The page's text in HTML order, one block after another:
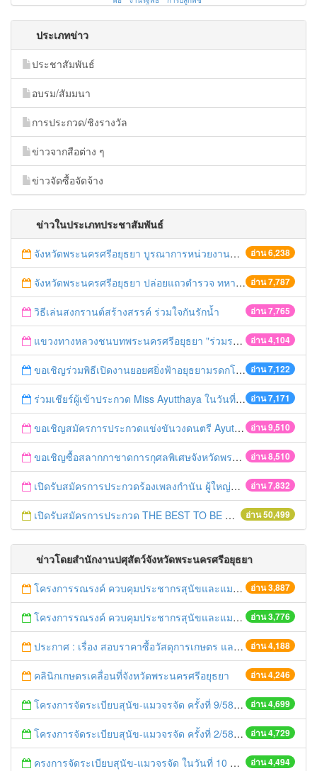
ประเภทข่าว
ประชาสัมพันธ์
อบรม/สัมมนา
การประกวด/ชิงรางวัล
ข่าวจากสือต่าง ๆ
ข่าวจัดซื้อจัดจ้าง
ข่าวในประเภทประชาสัมพันธ์
อ่าน 6,238
จังหวัดพระนครศรีอยุธยา บูรณาการหน่วยงานที่เกี่ยวข้อง ลงพื้นที่จัดระเบียบและดำเนินมาตรการตามบทลงโทษสูงสุดกับผู้ประกอบการร้านค้าที่ยังฝ่าฝืนตั้งร้านค้ารุกล้ำเขตพื้นที่ทางหลวง เตรียมความปลอดภัยก่อนเทศกาลสงกรานต์
อ่าน 7,787
จังหวัดพระนครศรีอยุธยา ปล่อยแถวตำรวจ ทหาร ฝ่ายปกครอง กว่า 100 นาย ตรวจเข้มท่ารถสาธารณะ สถานีขนส่งรถโดยสาร วินรถตู้ และสถานีรถไฟ เตรียมรับมือเทศกาลสงกรานต์
อ่าน 7,765
วิธีเล่นสงกรานต์สร้างสรรค์ ร่วมใจกันรักน้ำ
อ่าน 4,104
แขวงทางหลวงชนบทพระนครศรีอยุธยา "ร่วมรณรงค์ ขับช้า เปิดไฟหน้า คาดเข็มขัด" เทศกาลสงกรานต์ ปี 2561
อ่าน 7,122
ขอเชิญร่วมพิธีเปิดงานยอยศยิ่งฟ้าอยุธยามรดกโลก
อ่าน 7,171
ร่วมเชียร์ผู้เข้าประกวด Miss Ayutthaya ในวันที่ 15 ธันวาคม 2560
อ่าน 9,510
ขอเชิญสมัครการประกวดแข่งขันวงดนตรี Ayutthaya battle of the bands
อ่าน 8,510
ขอเชิญซื้อสลากกาชาดการกุศลพิเศษจังหวัดพระนครศรีอยุธยา 2560
อ่าน 7,832
เปิดรับสมัครการประกวดร้องเพลงกำนัน ผู้ใหญ่บ้าน ฯลฯ
อ่าน 50,499
เปิดรับสมัครการประกวด THE BEST TO BE NUMBER ONE
ข่าวโดยสำนักงานปศุสัตว์จังหวัดพระนครศรีอยุธยา
อ่าน 3,887
โครงการรณรงค์ ควบคุมประชากรสุนัขและแมว เพื่อลดอุบัติการณ์เกิดโรคพิษสุนัขบ้า ครั้งที่ 12/59
อ่าน 3,776
โครงการรณรงค์ ควบคุมประชากรสุนัขและแมว เพื่อลดอุบัติการณ์เกิดโรคพิษสุนัขบ้า ครั้งที่ 11/59
อ่าน 4,188
ประกาศ : เรื่อง สอบราคาซื้อวัสดุการเกษตร และวัสดุเวชภัณฑ์ จำนวน 6 รายการ
อ่าน 4,246
คลินิกเกษตรเคลื่อนที่จังหวัดพระนครศรีอยุธยา
อ่าน 4,699
โครงการจัดระเบียบสุนัข-แมวจรจัด ครั้งที่ 9/58
อ่าน 4,729
โครงการจัดระเบียบสุนัข-แมวจรจัด ครั้งที่ 2/58
อ่าน 4,494
ครงการจัดระเบียบสุนัข-แมวจรจัด ในวันที่ 10 พฤศจิกายน 2557